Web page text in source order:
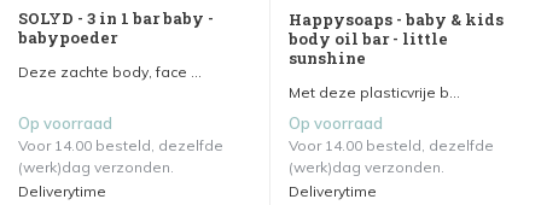
SOLYD - 3 in 1 bar baby -
babypoeder
Deze zachte body, face ...
Op voorraad
Voor 14.00 besteld, dezelfde
(werk)dag verzonden.
Deliverytime
Happysoaps - baby & kids
body oil bar - little
sunshine
Met deze plasticvrije b...
Op voorraad
Voor 14.00 besteld, dezelfde
(werk)dag verzonden.
Deliverytime